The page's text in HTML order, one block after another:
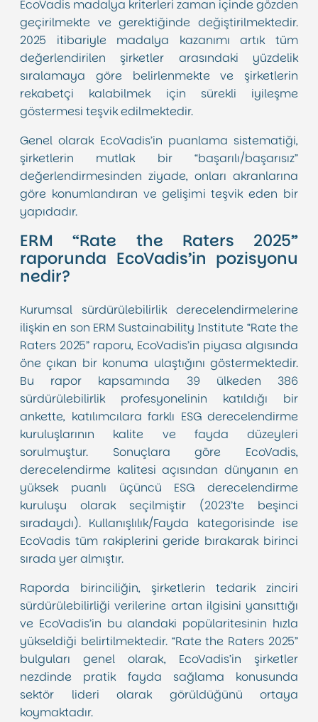
EcoVadis madalya kriterleri zaman içinde gözden
geçirilmekte ve gerektiğinde değiştirilmektedir.
2025 itibariyle madalya kazanımı artık tüm
değerlendirilen şirketler arasındaki yüzdelik
sıralamaya göre belirlenmekte ve şirketlerin
rekabetçi kalabilmek için sürekli iyileşme
göstermesi teşvik edilmektedir.
Genel olarak EcoVadis’in puanlama sistematiği,
şirketlerin mutlak bir “başarılı/başarısız”
değerlendirmesinden ziyade, onları akranlarına
göre konumlandıran ve gelişimi teşvik eden bir
yapıdadır.
ERM “Rate the Raters 2025”
raporunda EcoVadis’in pozisyonu
nedir?
Kurumsal sürdürülebilirlik derecelendirmelerine
ilişkin en son ERM Sustainability Institute “Rate the
Raters 2025” raporu, EcoVadis’in piyasa algısında
öne çıkan bir konuma ulaştığını göstermektedir.
Bu rapor kapsamında 39 ülkeden 386
sürdürülebilirlik profesyonelinin katıldığı bir
ankette, katılımcılara farklı ESG derecelendirme
kuruluşlarının kalite ve fayda düzeyleri
sorulmuştur. Sonuçlara göre EcoVadis,
derecelendirme kalitesi açısından dünyanın en
yüksek puanlı üçüncü ESG derecelendirme
kuruluşu olarak seçilmiştir (2023’te beşinci
sıradaydı). Kullanışlılık/Fayda kategorisinde ise
EcoVadis tüm rakiplerini geride bırakarak birinci
sırada yer almıştır.
Raporda birinciliğin, şirketlerin tedarik zinciri
sürdürülebilirliği verilerine artan ilgisini yansıttığı
ve EcoVadis’in bu alandaki popülaritesinin hızla
yükseldiği belirtilmektedir. “Rate the Raters 2025”
bulguları genel olarak, EcoVadis’in şirketler
nezdinde pratik fayda sağlama konusunda
sektör lideri olarak görüldüğünü ortaya
koymaktadır.